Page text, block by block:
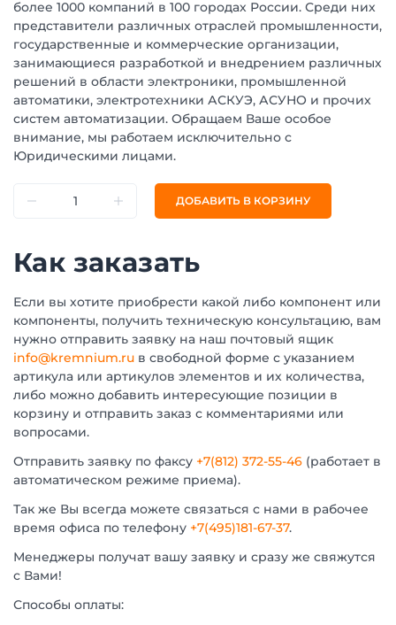
более 1000 компаний в 100 городах России. Среди них
представители различных отраслей промышленности,
государственные и коммерческие организации,
занимающиеся разработкой и внедрением различных
решений в области электроники, промышленной
автоматики, электротехники АСКУЭ, АСУНО и прочих
систем автоматизации. Обращаем Ваше особое
внимание, мы работаем исключительно с
Юридическими лицами.
ДОБАВИТЬ В КОРЗИНУ
Как заказать
Если вы хотите приобрести какой либо компонент или
компоненты, получить техническую консультацию, вам
нужно отправить заявку на наш почтовый ящик
info@kremnium.ru в свободной форме с указанием
артикула или артикулов элементов и их количества,
либо можно добавить интересующие позиции в
корзину и отправить заказ с комментариями или
вопросами.
Отправить заявку по факсу +7(812) 372-55-46 (работает в
автоматическом режиме приема).
Так же Вы всегда можете связаться с нами в рабочее
время офиса по телефону +7(495)181-67-37.
Менеджеры получат вашу заявку и сразу же свяжутся
с Вами!
Способы оплаты: